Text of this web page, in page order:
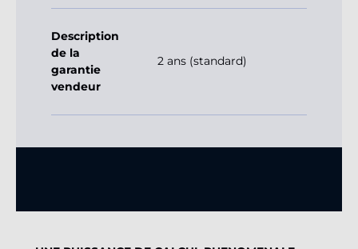
Description
de la
garantie
vendeur
2 ans (standard)